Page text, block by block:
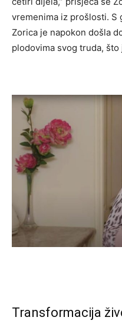
vremenima iz prošlosti. S
Zorica je napokon došla
plodovima svog truda,
Transformacija